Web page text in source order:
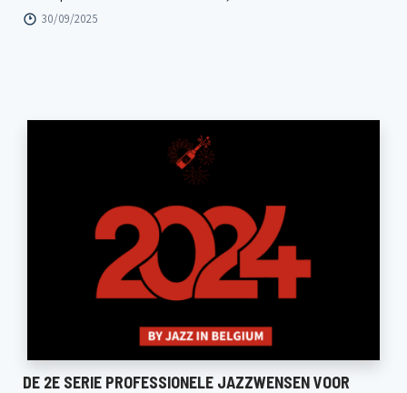
30/09/2025
DE 2E SERIE PROFESSIONELE JAZZWENSEN VOOR